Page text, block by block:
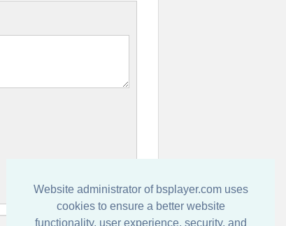
Website administrator of bsplayer.com uses
cookies to ensure a better website
functionality, user experience, security, and